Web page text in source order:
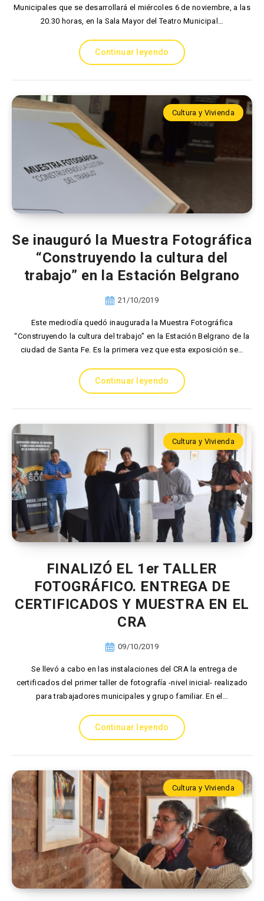
Municipales que se desarrollará el miércoles 6 de noviembre, a las
20.30 horas, en la Sala Mayor del Teatro Municipal…
Continuar leyendo
Cultura y Vivienda
Se inauguró la Muestra Fotográfica
“Construyendo la cultura del
trabajo” en la Estación Belgrano
21/10/2019
Este mediodía quedó inaugurada la Muestra Fotográfica
“Construyendo la cultura del trabajo” en la Estación Belgrano de la
ciudad de Santa Fe. Es la primera vez que esta exposición se…
Continuar leyendo
Cultura y Vivienda
FINALIZÓ EL 1er TALLER
FOTOGRÁFICO. ENTREGA DE
CERTIFICADOS Y MUESTRA EN EL
CRA
09/10/2019
Se llevó a cabo en las instalaciones del CRA la entrega de
certificados del primer taller de fotografía -nivel inicial- realizado
para trabajadores municipales y grupo familiar. En el…
Continuar leyendo
Cultura y Vivienda